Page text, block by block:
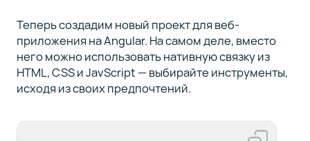
Теперь создадим новый проект для веб-
приложения на Angular. На самом деле, вместо
него можно использовать нативную связку из
HTML, CSS и JavScript — выбирайте инструменты,
исходя из своих предпочтений.